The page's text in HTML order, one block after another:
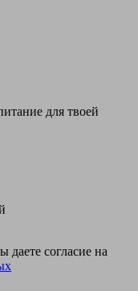
для твоей
даете согласие на